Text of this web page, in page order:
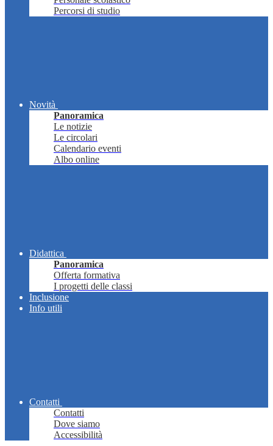
Percorsi di studio
Novità
Panoramica
Le notizie
Le circolari
Calendario eventi
Albo online
Didattica
Panoramica
Offerta formativa
I progetti delle classi
Inclusione
Info utili
Contatti
Contatti
Dove siamo
Accessibilità